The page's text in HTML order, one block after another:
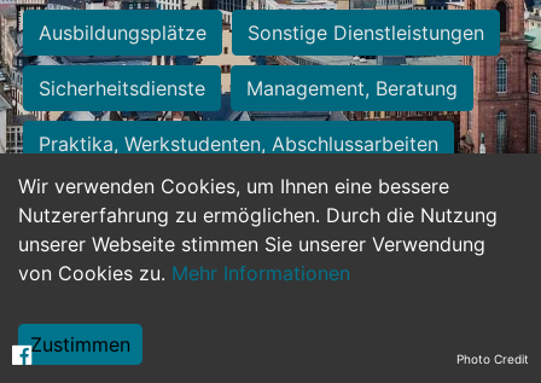
Wir verwenden Cookies, um Ihnen eine bessere
Nutzererfahrung zu ermöglichen. Durch die Nutzung
unserer Webseite stimmen Sie unserer Verwendung
von Cookies zu. Mehr Informationen
Zustimmen
Ausbildungsplätze Sonstige Dienstleistungen
Sicherheitsdienste Management, Beratung
Praktika, Werkstudenten, Abschlussarbeiten
Personalwesen Assistenz, Sekretariat
Hilfskräfte, Aushilfs- und Nebenjobs
Weiterbildung, Studium, duale Ausbildung Photo Credit